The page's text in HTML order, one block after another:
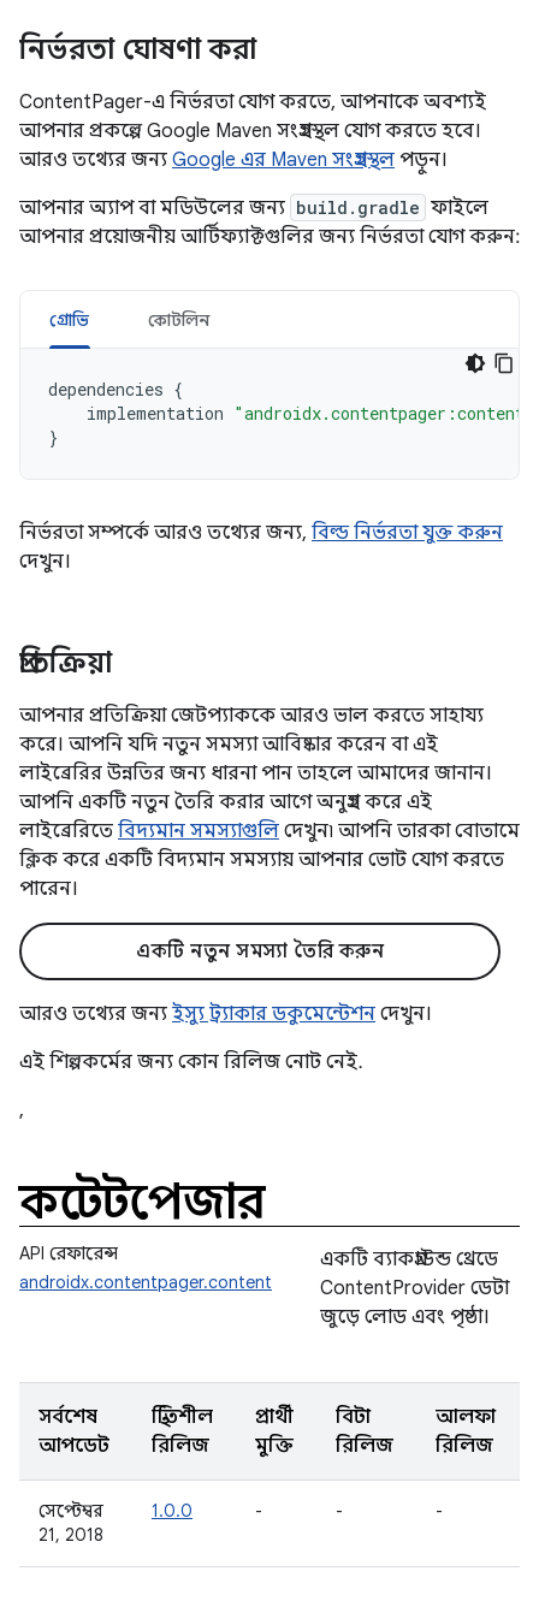
নির্ভরতা ঘোষণা করা
ContentPager-এ নির্ভরতা যোগ করতে, আপনাকে অবশ্যই
আপনার প্রকল্পে Google Maven সংগ্রহস্থল যোগ করতে হবে।
আরও তথ্যের জন্য Google এর Maven সংগ্রহস্থল পড়ুন।
আপনার অ্যাপ বা মডিউলের জন্য build.gradle ফাইলে
আপনার প্রয়োজনীয় আর্টিফ্যাক্টগুলির জন্য নির্ভরতা যোগ করুন:
গ্রোভি কোটলিন
dependencies {
implementation
}
নির্ভরতা সম্পর্কে আরও তথ্যের জন্য, বিল্ড নির্ভরতা যুক্ত করুন
দেখুন।
প্রতিক্রিয়া
আপনার প্রতিক্রিয়া জেটপ্যাককে আরও ভাল করতে সাহায্য
করে। আপনি যদি নতুন সমস্যা আবিষ্কার করেন বা এই
লাইব্রেরির উন্নতির জন্য ধারনা পান তাহলে আমাদের জানান।
আপনি একটি নতুন তৈরি করার আগে অনুগ্রহ করে এই
লাইব্রেরিতে বিদ্যমান সমস্যাগুলি দেখুন৷ আপনি তারকা বোতামে
ক্লিক করে একটি বিদ্যমান সমস্যায় আপনার ভোট যোগ করতে
পারেন।
একটি নতুন সমস্যা তৈরি করুন
আরও তথ্যের জন্য ইস্যু ট্র্যাকার ডকুমেন্টেশন দেখুন।
এই শিল্পকর্মের জন্য কোন রিলিজ নোট নেই.
,
কন্টেন্টপেজার
API রেফারেন্স
androidx.contentpager.content
একটি ব্যাকগ্রাউন্ড থ্রেডে
ContentProvider ডেটা
জুড়ে লোড এবং পৃষ্ঠা।
সর্বশেষ
আপডেট
স্থিতিশীল
রিলিজ
প্রার্থী
মুক্তি
বিটা
রিলিজ
আলফা
রিলিজ
সেপ্টেম্বর
21, 2018
1.0.0 - - -